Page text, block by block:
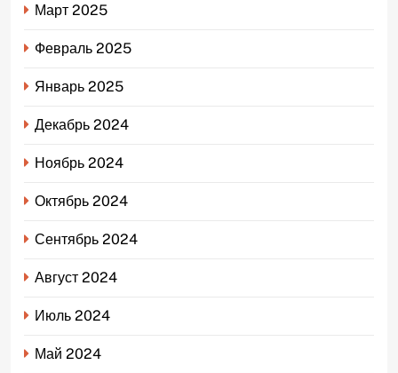
Март 2025
Февраль 2025
Январь 2025
Декабрь 2024
Ноябрь 2024
Октябрь 2024
Сентябрь 2024
Август 2024
Июль 2024
Май 2024